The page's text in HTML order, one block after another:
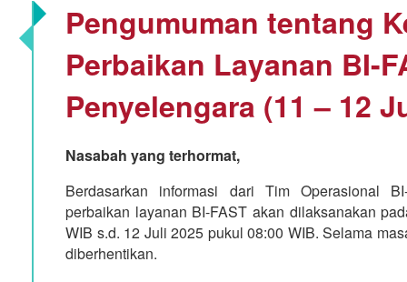
Pengumuman tentang
Perbaikan Layanan BI-
Penyelengara (11 – 12
Nasabah yang terhormat,
Berdasarkan informasi dari Tim Operasional
perbaikan layanan BI-FAST akan dilaksanakan
WIB s.d. 12 Juli 2025 pukul 08:00 WIB. Selama
diberhentikan.